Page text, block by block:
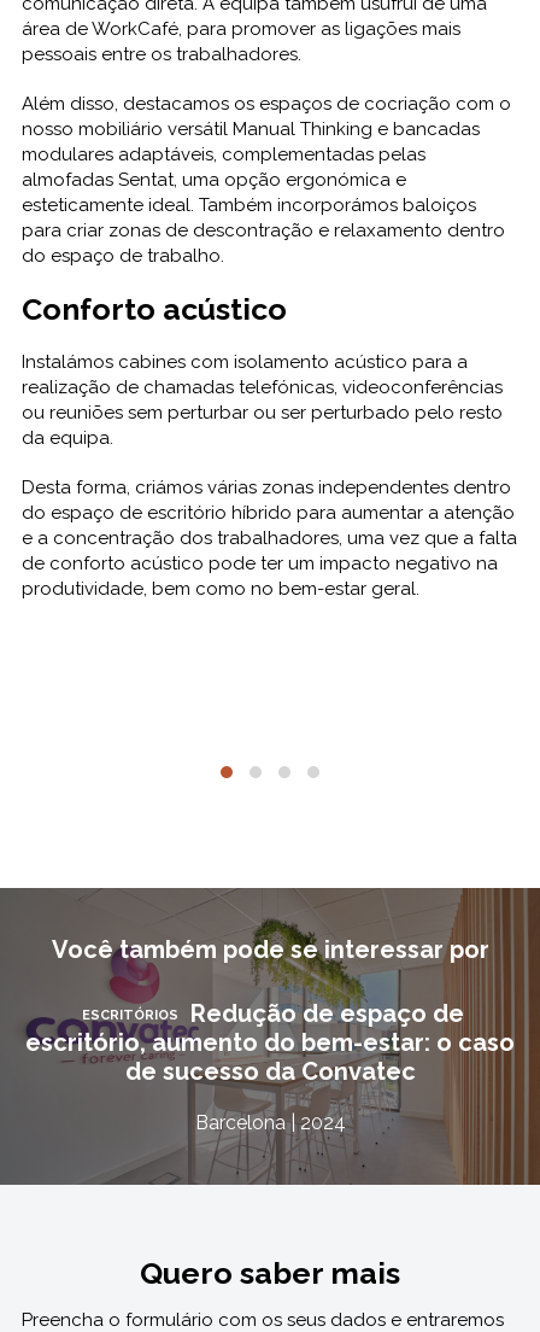
área de WorkCafé, para promover as ligações mais
pessoais entre os trabalhadores.
Além disso, destacamos os espaços de cocriação com o
nosso mobiliário versátil Manual Thinking e bancadas
modulares adaptáveis, complementadas pelas
almofadas Sentat, uma opção ergonómica e
esteticamente ideal. Também incorporámos baloiços
para criar zonas de descontração e relaxamento dentro
do espaço de trabalho.
Conforto acústico
Instalámos cabines com isolamento acústico para a
realização de chamadas telefónicas, videoconferências
ou reuniões sem perturbar ou ser perturbado pelo resto
da equipa.
Desta forma, criámos várias zonas independentes dentro
do espaço de escritório híbrido para aumentar a atenção
e a concentração dos trabalhadores, uma vez que a falta
de conforto acústico pode ter um impacto negativo na
produtividade, bem como no bem-estar geral.
Você também pode se interessar por
ESCRITÓRIOS
Redução de espaço de
escritório, aumento do bem-estar: o caso
de sucesso da Convatec
Barcelona | 2024
Quero saber mais
Preencha o formulário com os seus dados e entraremos